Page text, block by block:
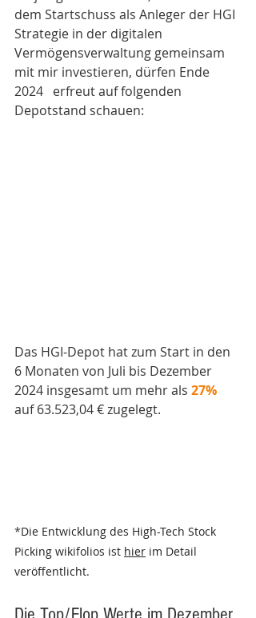
dem Startschuss als Anleger der HGI
Strategie in der digitalen
Vermögensverwaltung gemeinsam
mit mir investieren, dürfen Ende
2024   erfreut auf folgenden
Depotstand schauen:
Das HGI-Depot hat zum Start in den
6 Monaten von Juli bis Dezember
2024 insgesamt um mehr als 27%
auf 63.523,04 € zugelegt.
*Die Entwicklung des High-Tech Stock
Picking wikifolios ist hier im Detail
veröffentlicht.